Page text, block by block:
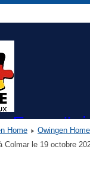
Home Owingen Home
Colmar le 19 octobre